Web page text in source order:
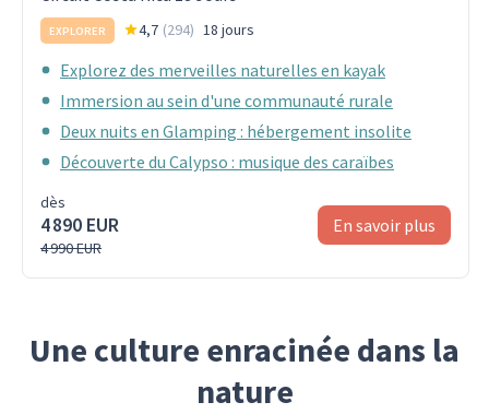
EXPLORER 4,7 (294) 18 jours
Explorez des merveilles naturelles en kayak
Immersion au sein d'une communauté rurale
Deux nuits en Glamping : hébergement insolite
Découverte du Calypso : musique des caraïbes
dès
4 890 EUR
4 990 EUR
En savoir plus
Une culture enracinée dans la
nature